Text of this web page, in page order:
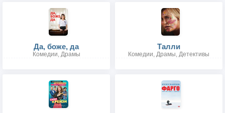
Да, боже, да
Комедии, Драмы
Талли
Комедии, Драмы, Детективы